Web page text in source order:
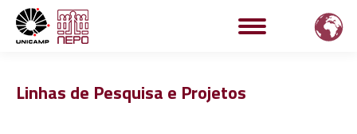
Linhas de Pesquisa e Projetos